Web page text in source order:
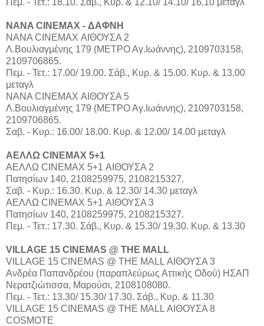
NANA CINEMAX - ΔΑΦΝΗ
ΝΑΝΑ CINEMAX ΑΙΘΟΥΣΑ 2
Λ.Βουλιαγμένης 179 (ΜΕΤΡΟ Αγ.Ιωάννης), 2109703158,
2109706865.
Πεμ. - Τετ.: 17.00/ 19.00. Σάβ., Κυρ. & 15.00. Κυρ. & 13.00
μεταγλ
ΝΑΝΑ CINEMAX ΑΙΘΟΥΣΑ 5
Λ.Βουλιαγμένης 179 (ΜΕΤΡΟ Αγ.Ιωάννης), 2109703158,
2109706865.
Σαβ. - Κυρ.: 16.00/ 18.00. Κυρ. & 12.00/ 14.00 μεταγλ
ΑΕΛΛΩ CINEMAX 5+1
ΑΕΛΛΩ CINEMAX 5+1 ΑΙΘΟΥΣΑ 2
Πατησίων 140, 2108259975, 2108215327.
Σαβ. - Κυρ.: 16.30. Κυρ. & 12.30/ 14.30 μεταγλ
ΑΕΛΛΩ CINEMAX 5+1 ΑΙΘΟΥΣΑ 3
Πατησίων 140, 2108259975, 2108215327.
Πεμ. - Τετ.: 17.30. Σάβ., Κυρ. & 15.30/ 19.30. Κυρ. & 13.30
VILLAGE 15 CINEMAS @ THE MALL
VILLAGE 15 CINEMAS @ THE MALL ΑΙΘΟΥΣΑ 3
Aνδρέα Παπανδρέου (παραπλεύρως Αττικής Οδού) ΗΣΑΠ
Νερατζιώτισσα, Μαρούσι, 2108108080.
Πεμ. - Τετ.: 13.30/ 15.30/ 17.30. Σάβ., Κυρ. & 11.30
VILLAGE 15 CINEMAS @ THE MALL ΑΙΘΟΥΣΑ 8
COSMOTE